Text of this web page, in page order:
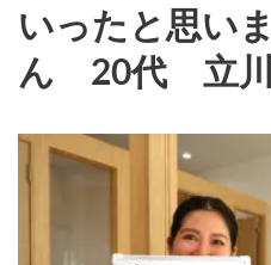
いったと思い
ん 20代 立川